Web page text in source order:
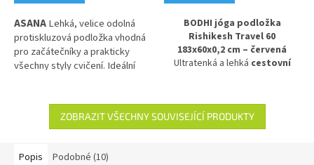
ASANALehká, velice odolná
protiskluzová podložka vhodná
pro začátečníky a prakticky
všechny styly cvičení. Ideální
BODHI jóga podložka
Rishikesh Travel 60
183x60x0,2 cm – červená
Ultratenká a lehká cestovní
Travel 60je nejtenčí verzí řady
Rishikesh Premium – s tloušťkou
pouhé2 mmsi zachovává
ZOBRAZIT VŠECHNY SOUVISEJÍCÍ PRODUKTY
Popis Podobné (10)